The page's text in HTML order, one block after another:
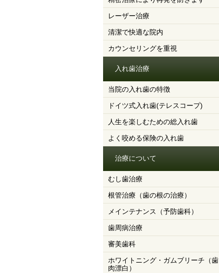
レーザー治療
清潔で快適な院内
カウンセリングを重視
入れ歯治療
当院の入れ歯の特徴
ドイツ式入れ歯(テレスコープ)
人生を楽しむための総入れ歯
よく咬める保険の入れ歯
治療について
むし歯治療
根管治療（歯の根の治療）
メインテナンス（予防歯科）
歯周病治療
審美歯科
ホワイトニング・ガムブリーチ（歯
肉漂白）